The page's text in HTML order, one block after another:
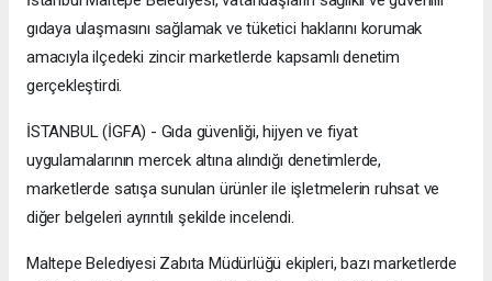
gıdaya ulaşmasını sağlamak ve tüketici haklarını korumak
amacıyla ilçedeki zincir marketlerde kapsamlı denetim
gerçekleştirdi.
İSTANBUL (İGFA) - Gıda güvenliği, hijyen ve fiyat
uygulamalarının mercek altına alındığı denetimlerde,
marketlerde satışa sunulan ürünler ile işletmelerin ruhsat ve
diğer belgeleri ayrıntılı şekilde incelendi.
Maltepe Belediyesi Zabıta Müdürlüğü ekipleri, bazı marketlerde